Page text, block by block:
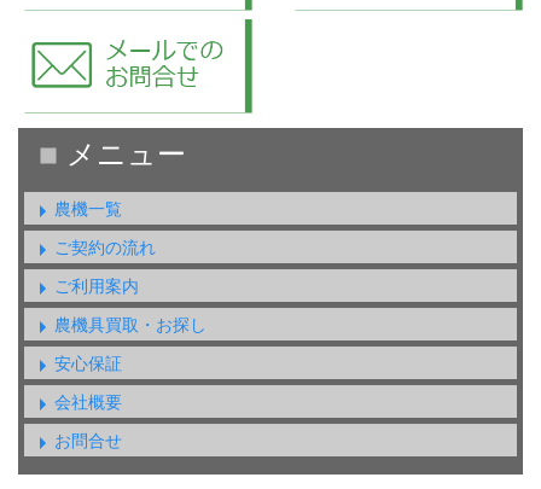
農機一覧
ご契約の流れ
ご利用案内
農機具買取・お探し
安心保証
会社概要
お問合せ